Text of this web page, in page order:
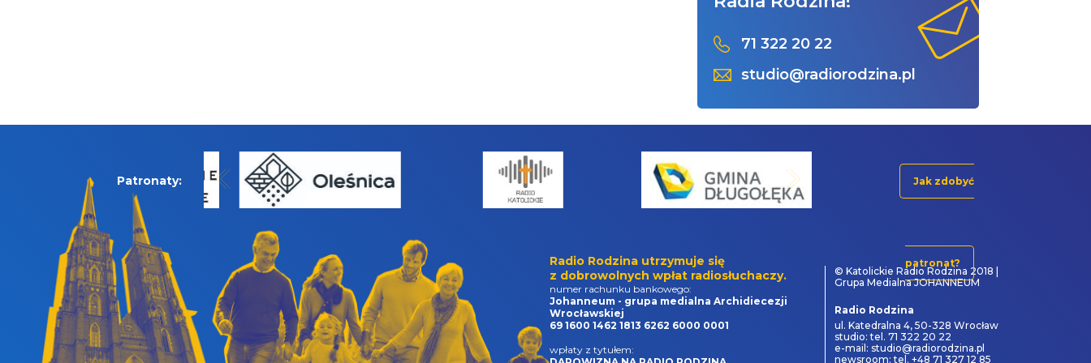
71 322 20 22
studio@radiorodzina.pl
Patronaty: Jak zdobyć
patronat?
Radio Rodzina utrzymuje się
z dobrowolnych wpłat radiosłuchaczy.
numer rachunku bankowego:
Johanneum - grupa medialna Archidiecezji
Wrocławskiej
69 1600 1462 1813 6262 6000 0001
wpłaty z tytułem:
© Katolickie Radio Rodzina 2018 |
Grupa Medialna JOHANNEUM
Radio Rodzina
ul. Katedralna 4, 50-328 Wrocław
studio: tel. 71 322 20 22
e-mail: studio@radiorodzina.pl
newsroom: tel. +48 71 327 12 85